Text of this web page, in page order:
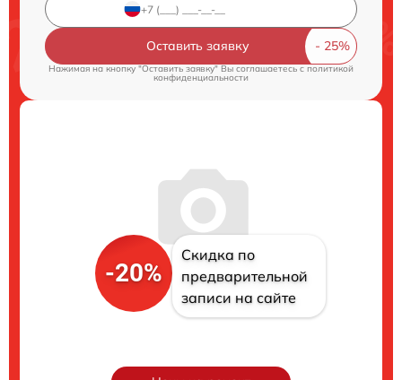
Оставить заявку
Нажимая на кнопку "Оставить заявку" Вы соглашаетесь cполитикой
конфиденциальности
-20%
Скидка по
предварительной
записи на сайте